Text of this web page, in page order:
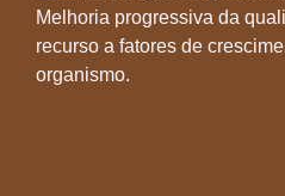
Melhoria progressiva da
recurso a fatores de
organismo.